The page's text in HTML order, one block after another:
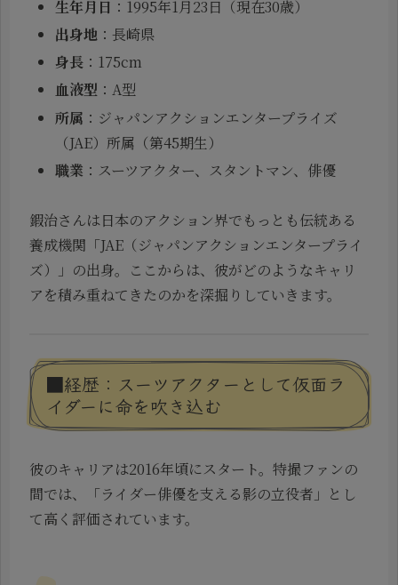
生年月日 ：1995年1月23日（現在30歳）
出身地 ：長崎県
身長 ：175cm
血液型 ：A型
所属 ：ジャパンアクションエンタープライズ
（JAE）所属（第45期生）
職業 ：スーツアクター、スタントマン、俳優
鍜治さんは日本のアクション界でもっとも伝統ある
養成機関「JAE（ジャパンアクションエンタープライ
ズ）」の出身。ここからは、彼がどのようなキャリ
アを積み重ねてきたのかを深掘りしていきます。
■経歴：スーツアクターとして仮面ラ
イダーに命を吹き込む
彼のキャリアは2016年頃にスタート。特撮ファンの
間では、「ライダー俳優を支える影の立役者」とし
て高く評価されています。